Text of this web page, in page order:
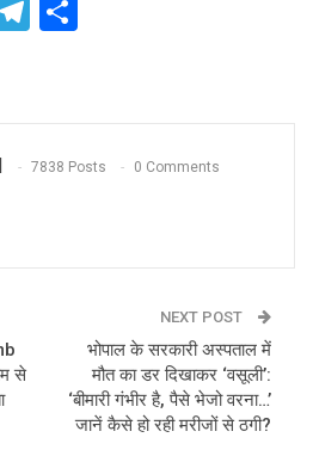
Telegram
7838 Posts 0 Comments
से
NEXT POST
भोपाल के सरकारी अस्पताल में
मौत का डर दिखाकर ‘वसूली’:
‘बीमारी गंभीर है, पैसे भेजो वरना…’
जानें कैसे हो रही मरीजों से ठगी?